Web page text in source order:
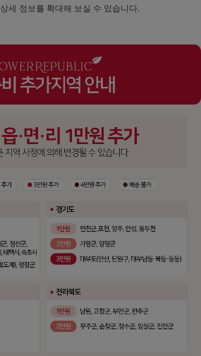
상세 정보를 확대해 보실 수 있습니다.